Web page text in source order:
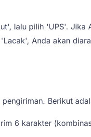
lalu pilih 'UPS'. Jika
Anda akan
Berikut
6 karakter